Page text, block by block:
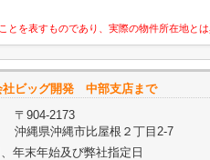
を表すものであり、実際の物件所在地とは
社ビッグ開発 中部支店まで
〒904-2173
沖縄県沖縄市比屋根２丁目2-7
末年始及び弊社指定日